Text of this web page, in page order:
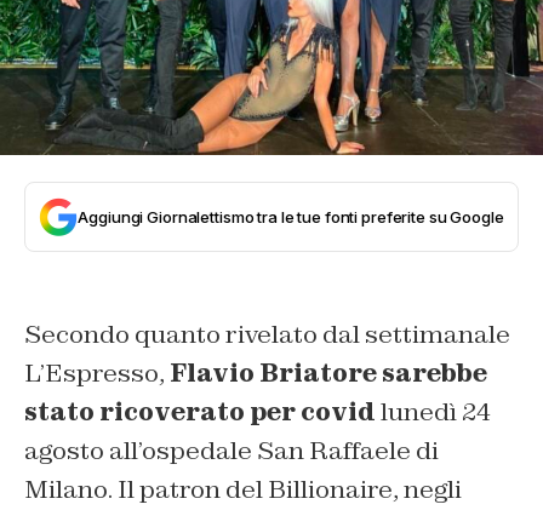
Aggiungi Giornalettismo tra le tue fonti preferite su Google
Secondo quanto rivelato dal settimanale
L’Espresso, Flavio Briatore sarebbe
stato ricoverato per covidlunedì 24
agosto all’ospedale San Raffaele di
Milano. Il patron del Billionaire, negli